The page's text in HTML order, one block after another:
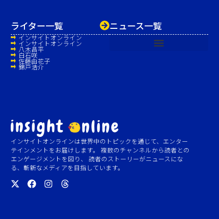
インサイトオンラインは世界中のトピックを通じて、エンター
テインメントをお届けします。 複数のチャンネルから読者との
エンゲージメントを図り、 読者のストーリーがニュースにな
る、斬新なメディアを目指しています。
ニュース一覧
ライター一覧
インサイトオンライン
インサイトオンライン
八木昌平
白石咲
佐藤由花子
錦戸浩介